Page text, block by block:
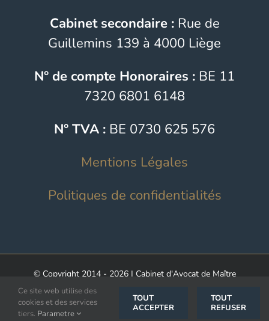
Cabinet secondaire :Rue de
Guillemins 139 à 4000 Liège
N° de compte Honoraires : BE 11
7320 6801 6148
N° TVA : BE 0730 625 576
Mentions Légales
Politiques de confidentialités
© Copyright 2014 - 2026 | Cabinet d'Avocat de Maître
Marie-Paule Mpiso | All Rights Reserved | Designed with
love By
Media Targeting Partner
Ce site web utilise des
cookies et des services
tiers. Parametre
TOUT
ACCEPTER
TOUT
REFUSER